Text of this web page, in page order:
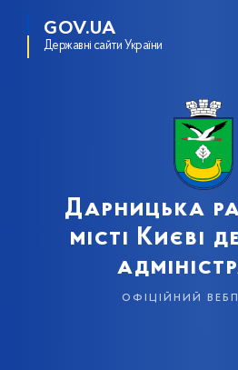
GOV.UA
Державні сайти України
Дарницька
місті Києві
офіційний